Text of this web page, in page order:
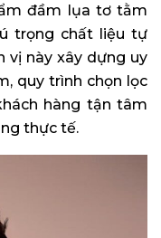
đầm lụa tơ tằm
trọng chất liệu tự
vị này xây dựng uy
quy trình chọn lọc
hàng tận tâm
thực tế.